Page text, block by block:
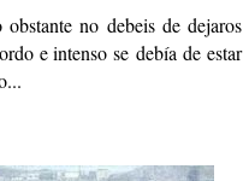
no debeis de dejaros
e intenso se debía de estar